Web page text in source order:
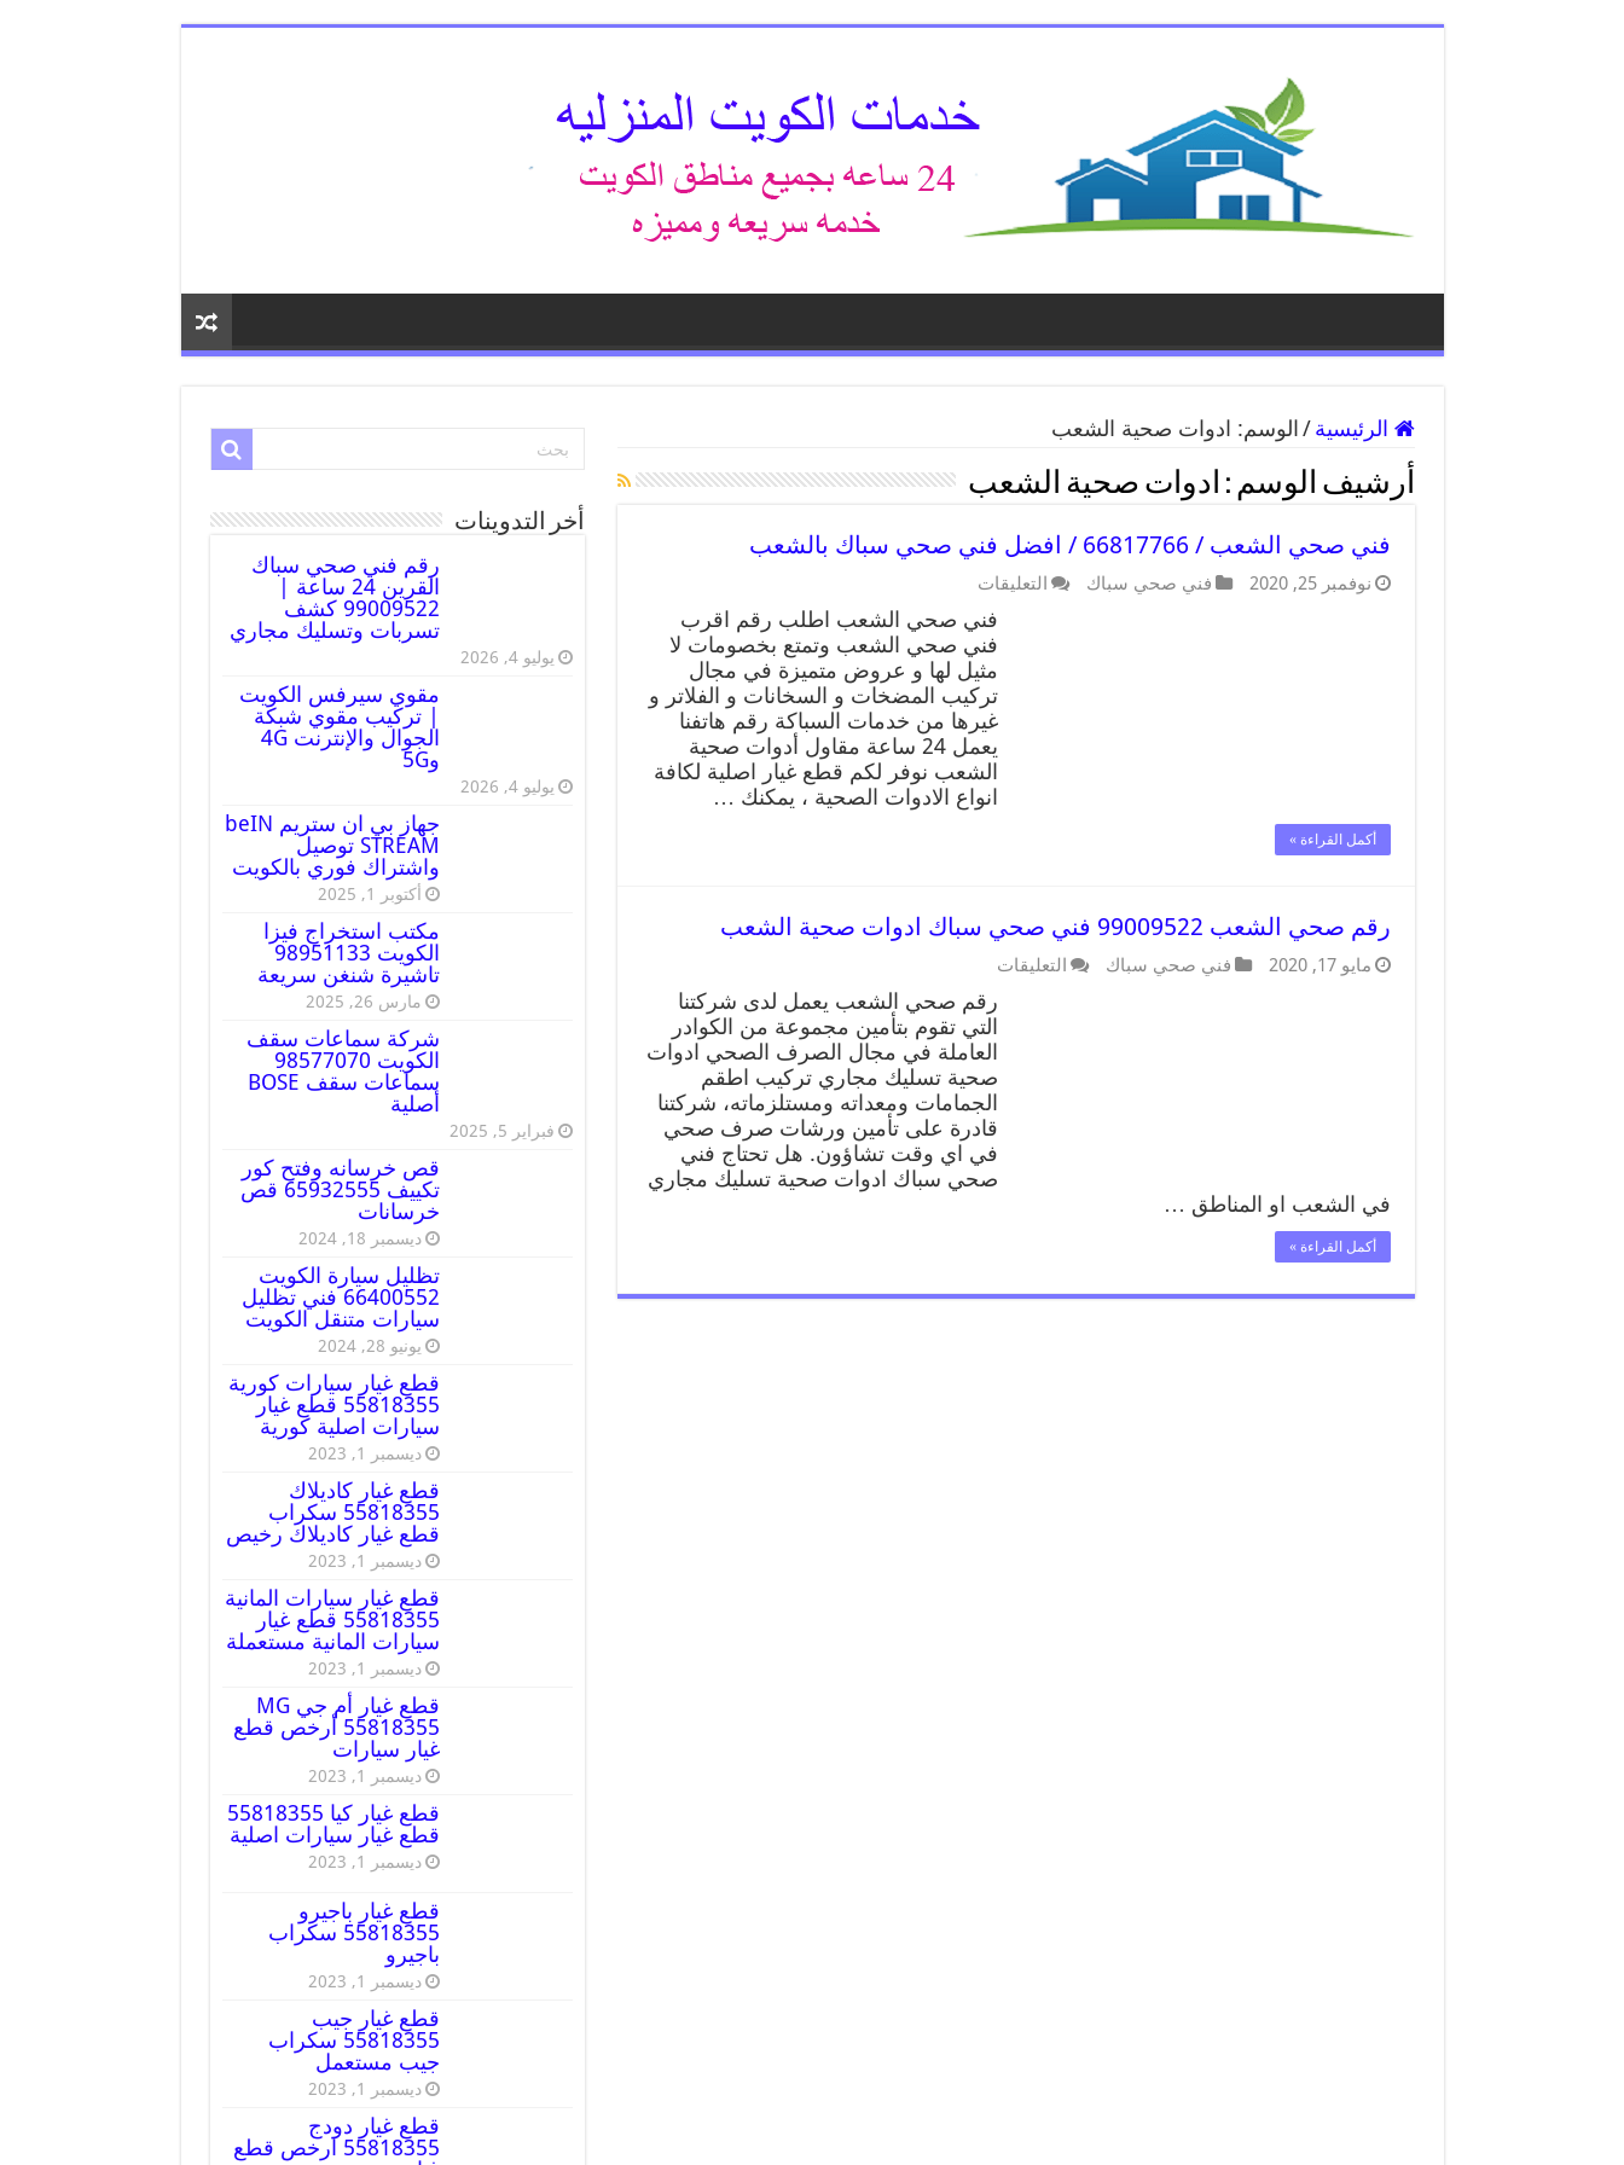
الرئيسية / الوسم: ادوات صحية الشعب
أرشيف الوسم : ادوات صحية الشعب
فني صحي الشعب / 66817766 / افضل فني صحي سباك بالشعب
نوفمبر 25, 2020 فني صحي سباك التعليقات
فني صحي الشعب اطلب رقم اقرب
فني صحي الشعب وتمتع بخصومات لا
مثيل لها و عروض متميزة في مجال
تركيب المضخات و السخانات و الفلاتر و
غيرها من خدمات السباكة رقم هاتفنا
يعمل 24 ساعة مقاول أدوات صحية
الشعب نوفر لكم قطع غيار اصلية لكافة
انواع الادوات الصحية ، يمكنك …
أكمل القراءة »
رقم صحي الشعب 99009522 فني صحي سباك ادوات صحية الشعب
مايو 17, 2020 فني صحي سباك التعليقات
رقم صحي الشعب يعمل لدى شركتنا
التي تقوم بتأمين مجموعة من الكوادر
العاملة في مجال الصرف الصحي ادوات
صحية تسليك مجاري تركيب اطقم
الجمامات ومعداته ومستلزماته، شركتنا
قادرة على تأمين ورشات صرف صحي
في اي وقت تشاؤون. هل تحتاج فني
صحي سباك ادوات صحية تسليك مجاري
في الشعب او المناطق …
أكمل القراءة »
أخر التدوينات
رقم فني صحي سباك
القرين 24 ساعة |
99009522 كشف
تسربات وتسليك مجاري
يوليو 4, 2026
مقوي سيرفس الكويت
| تركيب مقوي شبكة
الجوال والإنترنت 4G
و5G
يوليو 4, 2026
جهاز بي ان ستريم beIN
STREAM توصيل
واشتراك فوري بالكويت
أكتوبر 1, 2025
مكتب استخراج فيزا
الكويت 98951133
تاشيرة شنغن سريعة
مارس 26, 2025
شركة سماعات سقف
الكويت 98577070
سماعات سقف BOSE
أصلية
فبراير 5, 2025
قص خرسانه وفتح كور
تكييف 65932555 قص
خرسانات
ديسمبر 18, 2024
تظليل سيارة الكويت
66400552 فني تظليل
سيارات متنقل الكويت
يونيو 28, 2024
قطع غيار سيارات كورية
55818355 قطع غيار
سيارات اصلية كورية
ديسمبر 1, 2023
قطع غيار كاديلاك
55818355 سكراب
قطع غيار كاديلاك رخيص
ديسمبر 1, 2023
قطع غيار سيارات المانية
55818355 قطع غيار
سيارات المانية مستعملة
ديسمبر 1, 2023
قطع غيار أم جي MG
55818355 أرخص قطع
غيار سيارات
ديسمبر 1, 2023
قطع غيار كيا 55818355
قطع غيار سيارات اصلية
ديسمبر 1, 2023
قطع غيار باجيرو
55818355 سكراب
باجيرو
ديسمبر 1, 2023
قطع غيار جيب
55818355 سكراب
جيب مستعمل
ديسمبر 1, 2023
قطع غيار دودج
55818355 ارخص قطع